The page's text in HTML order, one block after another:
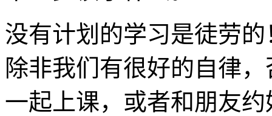
没有计划的学习是徒劳
除非我们有很好的自律
一起上课，或者和朋友